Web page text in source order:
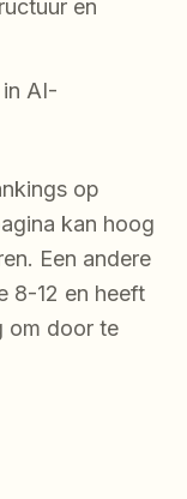
en
AI-
op
kan hoog
Een andere
8-12 en heeft
om door te